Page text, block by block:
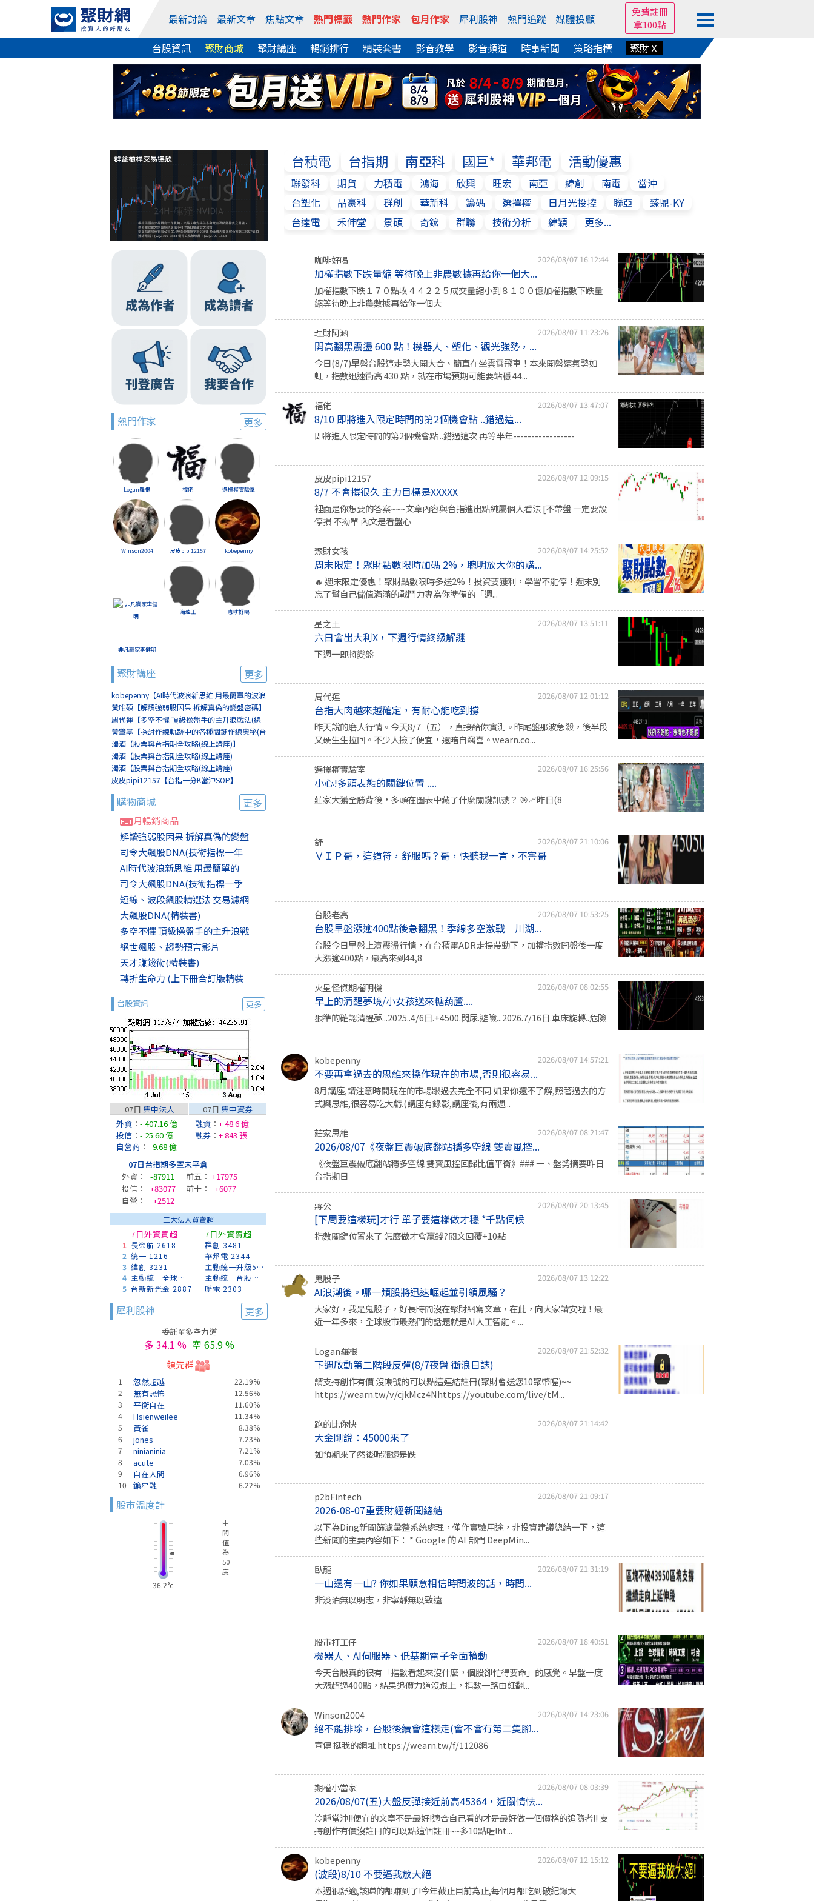
最新討論 最新文章 焦點文章 熱門標籤 熱門作家 包月作家 犀利股神 熱門追蹤 媒體投顧
免費註冊
拿100點
台股資訊 聚財商城 聚財講座 暢銷排行 精裝套書 影音教學 影音頻道 時事新聞 策略指標 聚財Ｘ
熱門作家 更多
Logan羅根 福佬 選擇權實驗室
Winson2004 皮皮pipi12157 kobepenny
非凡贏家李健明
海龍王 咖啡好喝
聚財講座 更多
kobepenny【AI時代波浪新思維 用最簡單的波浪
賺最簡單的錢(線上講座)】
黃唯碩【解讀強弱股因果 拆解真偽的變盤密碼】
周代運【多空不懼 頂級操盤手的主升浪戰法(線
上講座)】
黃肇基【探討作線軌跡中的各種關鍵作線奧秘(台
北)】
濁酒【股票與台指期全攻略(線上講座)】
濁酒【股票與台指期全攻略(線上講座)
(8/2+8/9)】
濁酒【股票與台指期全攻略(線上講座)
(8/16+8/23)】
皮皮pipi12157【台指一分K當沖SOP】
購物商城 更多
月暢銷商品
解讀強弱股因果 拆解真偽的變盤
司令大飆股DNA(技術指標一年
AI時代波浪新思維 用最簡單的
司令大飆股DNA(技術指標一季
短線、波段飆股精選法 交易濾網
大飆股DNA(精裝書)
多空不懼 頂級操盤手的主升浪戰
絕世飆股、趨勢預言影片
天才賺錢術(精裝書)
轉折生命力 (上下冊合訂版精裝
台股資訊 更多
07日 集中法人
外資 ： - 407.16 億
投信 ： - 25.60 億
自營商 ： - 9.68 億
07日 集中資券
融資 ： + 48.6 億
融券 ： + 843 張
07日台指期多空未平倉
外資：
-87911 前五： +17975
投信：
+83077 前十：
+6077
自營：
+2512
三大法人買賣超
1
2
3
4
5
7日外資買超
長榮航 2618
統一 1216
緯創 3231
主動統一全球創新 00988A
台新新光金 2887
7日外資賣超
群創 3481
華邦電 2344
主動統一升級50 00403A
主動統一台股增長 00981A
聯電 2303
犀利股神 更多
委託單多空力道
多 34.1 % 空 65.9 %
領先群
1 忽然超越
22.19%
2
無有恐怖
12.56%
3
平衡自在
11.60%
4
Hsienweilee
11.34%
5
黃雀
8.38%
6
jones
7.23%
7
ninianinia
7.21%
8
acute
7.03%
9
自在人間
6.96%
10
鐮星融 6.22%
股市溫度計
中
間
值
為
50
度
36.2°c
台積電 台指期 南亞科 國巨* 華邦電 活動優惠
聯發科 期貨 力積電 鴻海 欣興 旺宏 南亞 緯創 南電
當沖
台塑化
晶豪科 群創 華新科 籌碼 選擇權 日月光投控 聯亞
臻鼎-KY
台達電
禾伸堂 景碩 奇鋐 群聯 技術分析 緯穎 更多...
咖啡好喝 2026/08/07 16:12:44
加權指數下跌量縮 等待晚上非農數據再給你一個大...
加權指數下跌１７０點收４４２２５成交量縮小到８１００億加權指數下跌量
縮等待晚上非農數據再給你一個大
理財阿涵 2026/08/07 11:23:26
開高翻黑震盪 600 點！機器人、塑化、觀光強勢，...
今日(8/7)早盤台股這走勢大開大合、簡直在坐雲霄飛車！本來開盤還氣勢如
虹，指數迅速衝高 430 點，就在市場預期可能要站穩 44...
福佬 2026/08/07 13:47:07
8/10 即將進入限定時間的第2個機會點 ..錯過這...
即將進入限定時間的第2個機會點 ..錯過這次 再等半年-----------------
皮皮pipi12157 2026/08/07 12:09:15
8/7 不會撐很久 主力目標是XXXXX
裡面是你想要的答案~~~文章內容與台指進出點純屬個人看法 [不帶盤 一定要設
停損 不拗單 內文是看盤心
聚財女孩 2026/08/07 14:25:52
周末限定！聚財點數限時加碼 2%，聰明放大你的購...
🔥 週末限定優惠！聚財點數限時多送2%！投資要獲利，學習不能停！週末別
忘了幫自己儲值滿滿的戰鬥力專為你準備的「週...
星之王 2026/08/07 13:51:11
六日會出大利X，下週行情終級解謎
下週一即將變盤
周代運 2026/08/07 12:01:12
台指大肉越來越確定，有耐心能吃到撐
昨天說的磨人行情。今天8/7（五），直接給你實測。昨尾盤那波急殺，後半段
又硬生生拉回。不少人撿了便宜，還暗自竊喜。wearn.co...
選擇權實驗室 2026/08/07 16:25:56
小心!多頭表態的關鍵位置 ....
莊家大獲全勝背後，多頭在圖表中藏了什麼關鍵訊號？ 🎯📈昨日(8
舒 2026/08/07 21:10:06
ＶＩＰ哥，這道符，舒服嗎？哥，快聽我一言，不害哥
台股老高 2026/08/07 10:53:25
台股早盤漲逾400點後急翻黑！季線多空激戰 川湖...
台股今日早盤上演震盪行情，在台積電ADR走揚帶動下，加權指數開盤後一度
大漲逾400點，最高來到44,8
火星怪傑期權明機 2026/08/07 08:02:55
早上的清醒夢境/小女孩送來糖葫蘆....
狠準的確認清醒夢...2025..4/6日.+4500.閃尿.避險...2026.7/16日.車床旋轉..危險
kobepenny 2026/08/07 14:57:21
不要再拿過去的思維來操作現在的市場,否則很容易...
8月講座,請注意時間現在的市場跟過去完全不同.如果你還不了解,照著過去的方
式與思維,很容易吃大虧.(講座有錄影,講座後,有兩週...
莊家思維 2026/08/07 08:21:47
2026/08/07《夜盤巨震破底翻站穩多空線 雙賣風控...
《夜盤巨震破底翻站穩多空線 雙賣風控回歸比值平衡》### 一、盤勢摘要昨日
台指期日
蔣公 2026/08/07 20:13:45
[下周要這樣玩]才行 單子要這樣做才穩 *千點伺候
指數關鍵位置來了 怎麼做才會贏錢?閱文回覆+10點
鬼股子 2026/08/07 13:12:22
AI浪潮後。哪一類股將迅速崛起並引領風騷？
大家好，我是鬼股子，好長時間沒在聚財網寫文章，在此，向大家請安啦！最
近一年多來，全球股市最熱門的話題就是AI人工智能。...
Logan羅根 2026/08/07 21:52:32
下週啟動第二階段反彈(8/7夜盤 衝浪日誌)
請支持創作有價 沒帳號的可以點這連結註冊(聚財會送您10聚幣喔)~~
https://wearn.tw/v/cjkMcz4Nhttps://youtube.com/live/tM...
跑的比你快 2026/08/07 21:14:42
大金剛說：45000來了
如預期來了然後呢漲還是跌
p2bFintech 2026/08/07 21:09:17
2026-08-07重要財經新聞總結
以下為Ding新聞篩濾彙整系統處理，僅作實驗用途，非投資建議總結一下，這
些新聞的主要內容如下： * Google 的 AI 部門 DeepMin...
臥龍 2026/08/07 21:31:19
一山還有一山? 你如果願意相信時間波的話，時間...
非淡泊無以明志，非寧靜無以致遠
股市打工仔 2026/08/07 18:40:51
機器人、AI伺服器、低基期電子全面輪動
今天台股真的很有「指數看起來沒什麼，個股卻忙得要命」的感覺。早盤一度
大漲超過400點，結果追價力道沒跟上，指數一路由紅翻...
Winson2004 2026/08/07 14:23:06
絕不能排除，台股後續會這樣走(會不會有第二隻腳...
宣傳 挺我的網址 https://wearn.tw/f/112086
期權小當家 2026/08/07 08:03:39
2026/08/07(五)大盤反彈接近前高45364，近關情怯...
冷靜當沖!!便宜的文章不是最好!適合自己看的才是最好做一個價格的追隨者!! 支
持創作有價沒註冊的可以點這個註冊~~多10點喔!ht...
kobepenny 2026/08/07 12:15:12
(波段)8/10 不要逼我放大絕
本週很舒適,該賺的都賺到了!今年截止目前為止,每個月都吃到破紀錄大